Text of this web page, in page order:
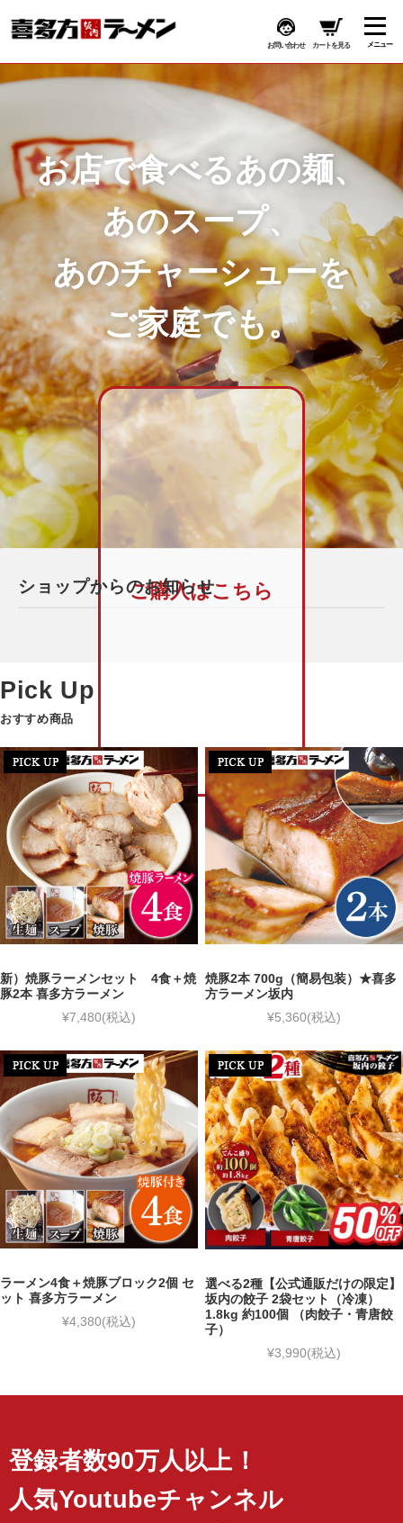
お問い合わせ カートを見る
お店で食べるあの麺、
あのスープ、
あのチャーシューを
ご家庭でも。
ご購入はこちら
ショップからのお知らせ
おすすめ商品
新）焼豚ラーメンセット 4食＋焼
豚2本 喜多方ラーメン
¥7,480(税込)
焼豚2本 700g（簡易包装）★喜多
方ラーメン坂内
¥5,360(税込)
ラーメン4食＋焼豚ブロック2個 セ
ット 喜多方ラーメン
¥4,380(税込)
選べる2種【公式通販だけの限定】
坂内の餃子 2袋セット（冷凍）
1.8kg 約100個 （肉餃子・青唐餃
子）
¥3,990(税込)
登録者数90万人以上！
人気Youtubeチャンネル